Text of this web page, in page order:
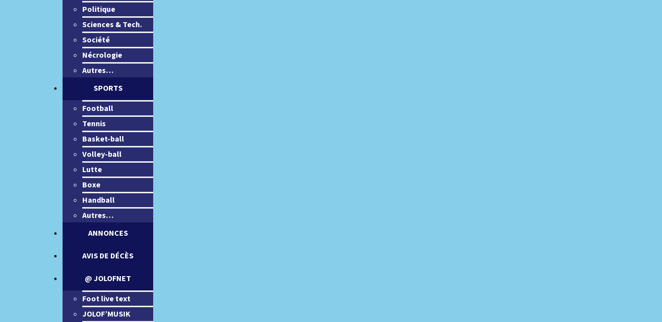
Politique
Sciences & Tech.
Société
Nécrologie
Autres…
SPORTS
Football
Tennis
Basket-ball
Volley-ball
Lutte
Boxe
Handball
Autres…
ANNONCES
AVIS DE DÉCÈS
@ JOLOFNET
Foot live text
JOLOF’MUSIK